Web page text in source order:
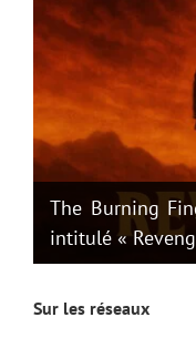
The Burning
intitulé «
Sur les réseaux